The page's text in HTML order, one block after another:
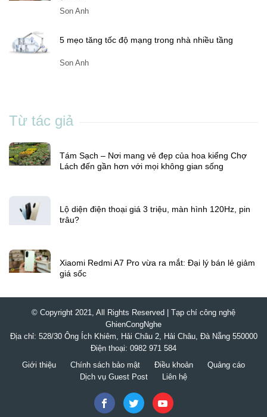
Son Anh
Xiaomi Redmi A7 Pro vừa ra mắt: Đại lý bán lẻ giảm
giá sốc
Son Anh
Từ tác giả
Tám Sạch – Nơi mang vẻ đẹp của hoa kiểng Chợ
Lách đến gần hơn với mọi không gian sống
Lộ diện điện thoại giá 3 triệu, màn hình 120Hz, pin
trâu?
Xiaomi Redmi A7 Pro vừa ra mắt: Đại lý bán lẻ giảm
© Copyright 2021, All Rights Reserved | Tạp chí công nghệ
GhienCongNghe
Điện thoại: 0982 971 584
Chính sách bảo mật Điều khoản